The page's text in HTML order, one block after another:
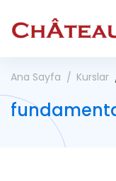
Ana Sayfa Kurslar